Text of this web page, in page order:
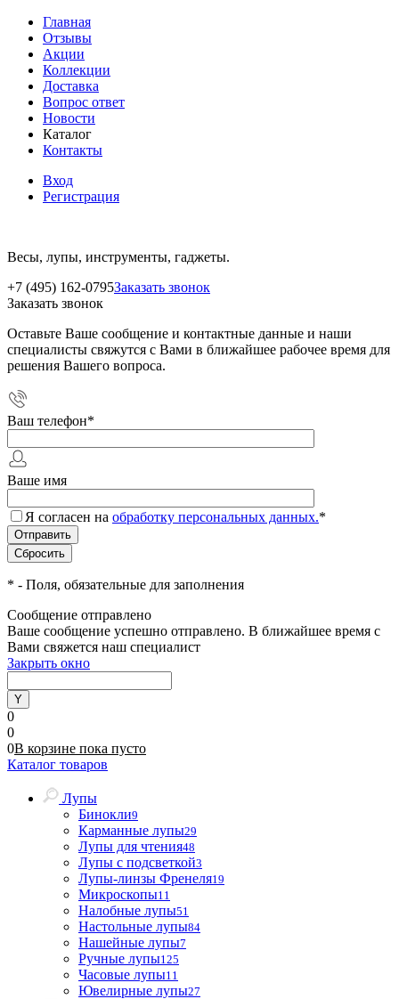
Главная
Отзывы
Акции
Коллекции
Доставка
Вопрос ответ
Новости
Каталог
Контакты
Вход
Регистрация
Весы, лупы, инструменты, гаджеты.
+7 (495) 162-0795Заказать звонок
Заказать звонок
Оставьте Ваше сообщение и контактные данные и наши
специалисты свяжутся с Вами в ближайшее рабочее время для
решения Вашего вопроса.
Ваш телефон*
Ваше имя
Я согласен на обработку персональных данных.*
* - Поля, обязательные для заполнения
Сообщение отправлено
Ваше сообщение успешно отправлено. В ближайшее время с
Вами свяжется наш специалист
Закрыть окно
0
0
0В корзине пока пусто
Каталог товаров
Лупы
Бинокли9
Карманные лупы29
Лупы для чтения48
Лупы с подсветкой3
Лупы-линзы Френеля19
Микроскопы11
Налобные лупы51
Настольные лупы84
Нашейные лупы7
Ручные лупы125
Часовые лупы11
Ювелирные лупы27